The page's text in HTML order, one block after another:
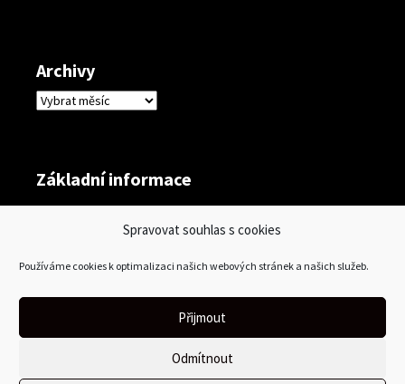
Spravovat souhlas s cookies
Používáme cookies k optimalizaci našich webových stránek a našich služeb.
Přijmout
Odmítnout
Archivy
Archivy
Základní informace
Zdroj kanálů (příspěvky)
Kanál komentářů
Česká lokalizace